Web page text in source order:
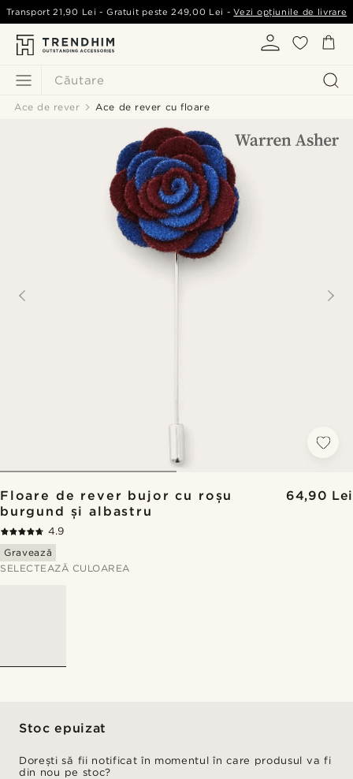
Căutare
Transport 21,90 Lei - Gratuit peste249,00 Lei -Vezi opțiunile de livrare
Ace de rever Ace de rever cu floare
Floare de rever bujor cu roșu
burgund și albastru
64,90 Lei
4.9
Gravează
SELECTEAZĂ CULOAREA
Stoc epuizat
Dorești să fii notificat în momentul în care produsul va fi
din nou pe stoc?